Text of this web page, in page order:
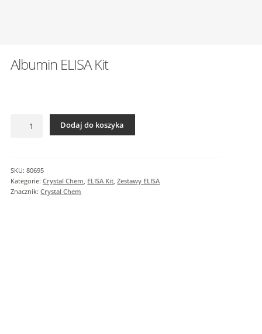
Albumin ELISA Kit
Albumin
Dodaj do koszyka
SKU:80695
Kategorie:Crystal Chem ELISA Kit ,Zestawy ELISA
Znacznik:Crystal Chem